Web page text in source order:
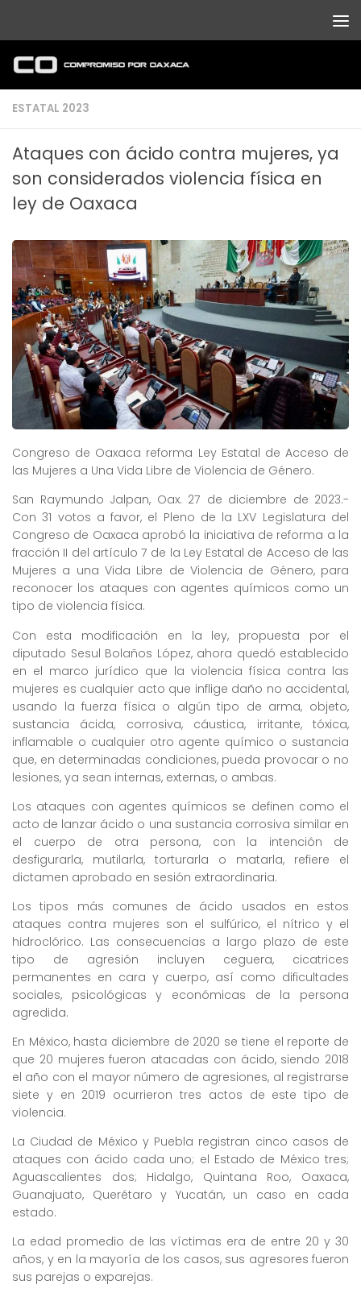
ESTATAL 2023
Ataques con ácido contra mujeres, ya
son considerados violencia física en
ley de Oaxaca
Congreso de Oaxaca reforma Ley Estatal de Acceso de
las Mujeres a Una Vida Libre de Violencia de Género.
San Raymundo Jalpan, Oax. 27 de diciembre de 2023.-
Con 31 votos a favor, el Pleno de la LXV Legislatura del
Congreso de Oaxaca aprobó la iniciativa de reforma a la
fracción II del artículo 7 de la Ley Estatal de Acceso de las
Mujeres a una Vida Libre de Violencia de Género, para
reconocer los ataques con agentes químicos como un
tipo de violencia física.
Con esta modificación en la ley, propuesta por el
diputado Sesul Bolaños López, ahora quedó establecido
en el marco jurídico que la violencia física contra las
mujeres es cualquier acto que inflige daño no accidental,
usando la fuerza física o algún tipo de arma, objeto,
sustancia ácida, corrosiva, cáustica, irritante, tóxica,
inflamable o cualquier otro agente químico o sustancia
que, en determinadas condiciones, pueda provocar o no
lesiones, ya sean internas, externas, o ambas.
Los ataques con agentes químicos se definen como el
acto de lanzar ácido o una sustancia corrosiva similar en
el cuerpo de otra persona, con la intención de
desfigurarla, mutilarla, torturarla o matarla, refiere el
dictamen aprobado en sesión extraordinaria.
Los tipos más comunes de ácido usados en estos
ataques contra mujeres son el sulfúrico, el nítrico y el
hidroclórico. Las consecuencias a largo plazo de este
tipo de agresión incluyen ceguera, cicatrices
permanentes en cara y cuerpo, así como dificultades
sociales, psicológicas y económicas de la persona
agredida.
En México, hasta diciembre de 2020 se tiene el reporte de
que 20 mujeres fueron atacadas con ácido, siendo 2018
el año con el mayor número de agresiones, al registrarse
siete y en 2019 ocurrieron tres actos de este tipo de
violencia.
La Ciudad de México y Puebla registran cinco casos de
ataques con ácido cada uno; el Estado de México tres;
Aguascalientes dos; Hidalgo, Quintana Roo, Oaxaca,
Guanajuato, Querétaro y Yucatán, un caso en cada
estado.
La edad promedio de las víctimas era de entre 20 y 30
años, y en la mayoría de los casos, sus agresores fueron
sus parejas o exparejas.